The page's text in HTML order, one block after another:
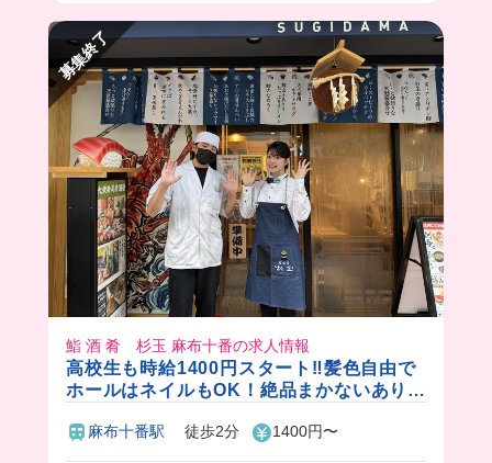
🌟まかないは1食300円で、豪華な海鮮丼か天丼が
食べれちゃうんだけど、とにかく絶品すぎてまか
ないのレベル超えてたよ🤤🥹
みんなもおいで〜😉💓
募集終了
鮨 酒 肴 杉玉 麻布十番の求人情報
高校生も時給1400円スタート‼️髪色自由で
ホールはネイルもOK！絶品まかないあり✨
麻布十番駅 徒歩2分 1400円〜